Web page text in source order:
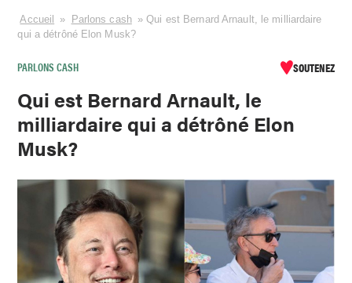
Accueil » Parlons cash »Qui est Bernard Arnault, le milliardaire
qui a détrôné Elon Musk?
PARLONS CASH SOUTENEZ
Qui est Bernard Arnault, le
milliardaire qui a détrôné Elon
Musk?